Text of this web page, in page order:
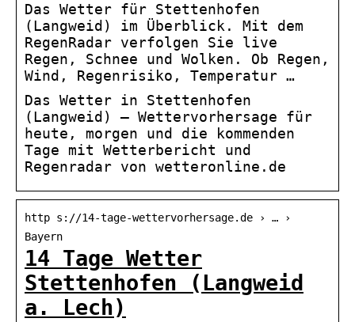
Das Wetter für Stettenhofen
(Langweid) im Überblick. Mit dem
RegenRadar verfolgen Sie live
Regen, Schnee und Wolken. Ob Regen,
Wind, Regenrisiko, Temperatur …
Das Wetter in Stettenhofen
(Langweid) – Wettervorhersage für
heute, morgen und die kommenden
Tage mit Wetterbericht und
Regenradar von wetteronline.de
http s://14-tage-wettervorhersage.de › … ›
Bayern
14 Tage Wetter
Stettenhofen (Langweid
a. Lech)